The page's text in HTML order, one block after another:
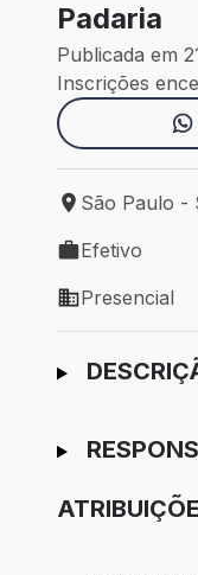
Padaria
Publicada em
Inscrições
Local de
São Paulo -
Tipo de vaga:
Efetivo
Modelo de
Presencial
Ir para